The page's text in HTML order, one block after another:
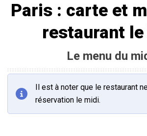
Paris : carte et
restaurant le
Le menu du
Il est à noter que le restaurant
réservation le midi.